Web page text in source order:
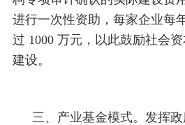
进行一次性资助，每家企业每
过 1000 万元，以此鼓励社会
建设。
三、产业基金模式。发挥政